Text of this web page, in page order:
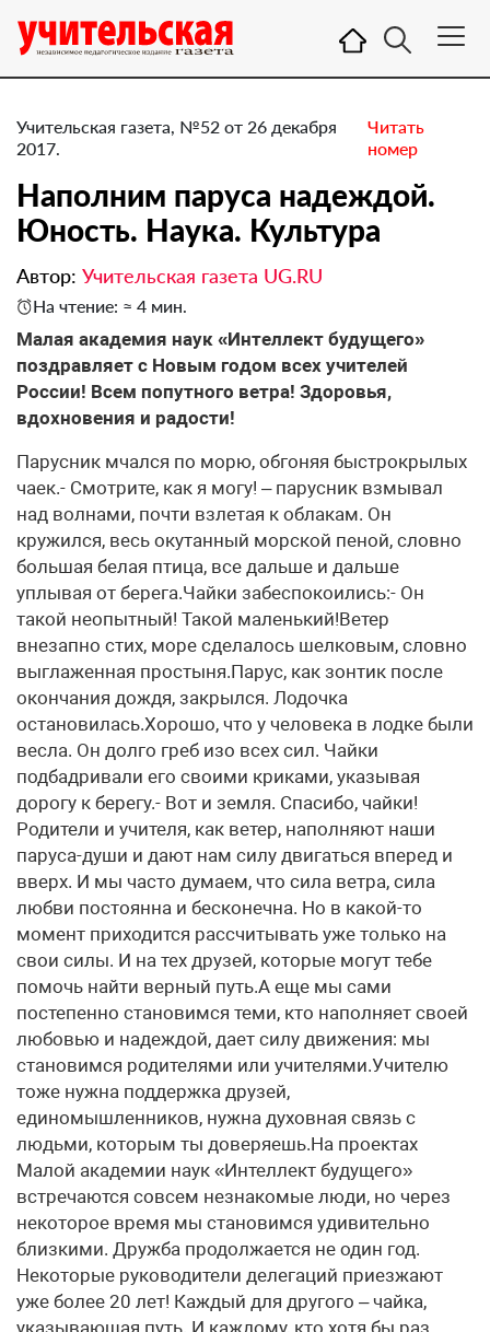
Учительская газета, №52 от 26 декабря
2017.
Читать
номер
​Наполним паруса надеждой.
Юность. Наука. Культура
Автор: Учительская газета UG.RU
На чтение: ≈ 4 мин.
Малая академия наук «Интеллект будущего»
поздравляет с Новым годом всех учителей
России! Всем попутного ветра! Здоровья,
вдохновения и радости!
Парусник мчался по морю, обгоняя быстрокрылых
чаек.- Смотрите, как я могу! – парусник взмывал
над волнами, почти взлетая к облакам. Он
кружился, весь окутанный морской пеной, словно
большая белая птица, все дальше и дальше
уплывая от берега.Чайки забеспокоились:- Он
такой неопытный! Такой маленький!Ветер
внезапно стих, море сделалось шелковым, словно
выглаженная простыня.Парус, как зонтик после
окончания дождя, закрылся. Лодочка
остановилась.Хорошо, что у человека в лодке были
весла. Он долго греб изо всех сил. Чайки
подбадривали его своими криками, указывая
дорогу к берегу.- Вот и земля. Спасибо, чайки!
Родители и учителя, как ветер, наполняют наши
паруса-души и дают нам силу двигаться вперед и
вверх. И мы часто думаем, что сила ветра, сила
любви постоянна и бесконечна. Но в какой-то
момент приходится рассчитывать уже только на
свои силы. И на тех друзей, которые могут тебе
помочь найти верный путь.А еще мы сами
постепенно становимся теми, кто наполняет своей
любовью и надеждой, дает силу движения: мы
становимся родителями или учителями.Учителю
тоже нужна поддержка друзей,
единомышленников, нужна духовная связь с
людьми, которым ты доверяешь.На проектах
Малой академии наук «Интеллект будущего»
встречаются совсем незнакомые люди, но через
некоторое время мы становимся удивительно
близкими. Дружба продолжается не один год.
Некоторые руководители делегаций приезжают
уже более 20 лет! Каждый для другого – чайка,
указывающая путь. И каждому, кто хотя бы раз